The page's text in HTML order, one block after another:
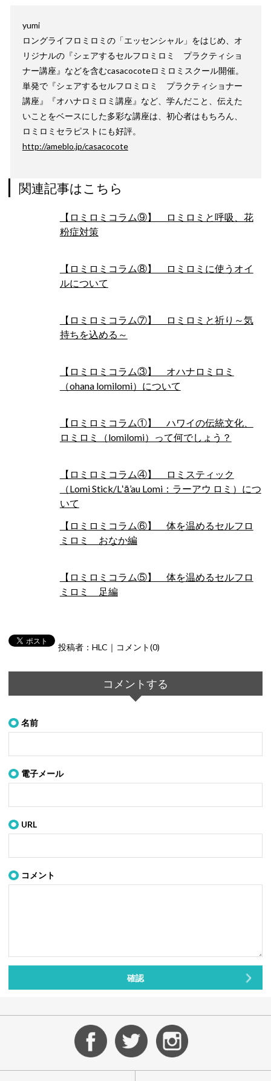
yumi
ロングライフロミロミの「エッセンシャル」をはじめ、オ
リジナルの『シェアするセルフロミロミ プラクティショ
ナー講座』などを含むcasacocoteロミロミスクール開催。
単発で『シェアするセルフロミロミ プラクティショナー
講座』『オハナロミロミ講座』など、学んだこと、伝えた
いことをベースにした多彩な講座は、初心者はもちろん、
ロミロミセラピストにも好評。
http://ameblo.jp/casacocote
関連記事はこちら
【ロミロミコラム⑨】 ロミロミと呼吸、花
粉症対策
【ロミロミコラム⑧】 ロミロミに使うオイ
ルについて
【ロミロミコラム⑦】 ロミロミと祈り～気
持ちを込める～
【ロミロミコラム③】 オハナロミロミ
（ohana lomilomi）について
【ロミロミコラム①】 ハワイの伝統文化、
ロミロミ（lomilomi）って何でしょう？
【ロミロミコラム④】 ロミスティック
（Lomi Stick/Lʻā’au Lomi：ラーアウ ロミ）につ
いて
【ロミロミコラム⑥】 体を温めるセルフロ
ミロミ おなか編
【ロミロミコラム⑤】 体を温めるセルフロ
ミロミ 足編
投稿者：HLC｜コメント(0)
コメントする
名前
電子メール
URL
コメント